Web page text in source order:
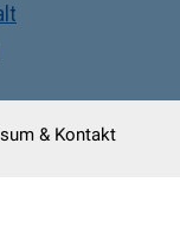
& Kontakt